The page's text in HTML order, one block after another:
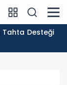
Tahta Desteği